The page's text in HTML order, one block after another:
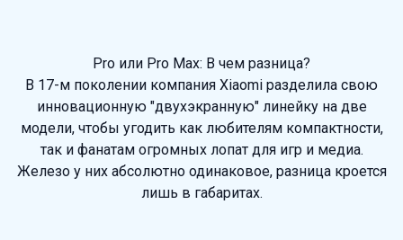
Pro или Pro Max: В чем разница?
В 17-м поколении компания Xiaomi разделила свою
инновационную "двухэкранную" линейку на две
модели, чтобы угодить как любителям компактности,
так и фанатам огромных лопат для игр и медиа.
Железо у них абсолютно одинаковое, разница кроется
лишь в габаритах.